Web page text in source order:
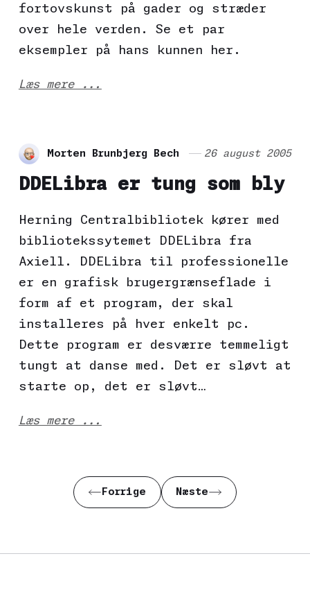
fortovskunst på gader og stræder
over hele verden. Se et par
eksempler på hans kunnen her.
Læs mere ...
Morten Brunbjerg Bech 26 august 2005
DDELibra er tung som bly
Herning Centralbibliotek kører med
bibliotekssytemet DDELibra fra
Axiell. DDELibra til professionelle
er en grafisk brugergrænseflade i
form af et program, der skal
installeres på hver enkelt pc.
Dette program er desværre temmeligt
tungt at danse med. Det er sløvt at
starte op, det er sløvt…
Læs mere ...
Forrige Næste